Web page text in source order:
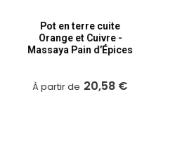
Pot en terre cuite
Orange et Cuivre -
Massaya Pain d’Épices
À partir de 20,58 €